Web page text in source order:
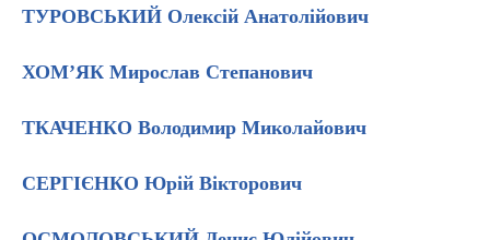
ТУРОВСЬКИЙ Олексій Анатолійович
ХОМ’ЯК Мирослав Степанович
ТКАЧЕНКО Володимир Миколайович
СЕРГІЄНКО Юрій Вікторович